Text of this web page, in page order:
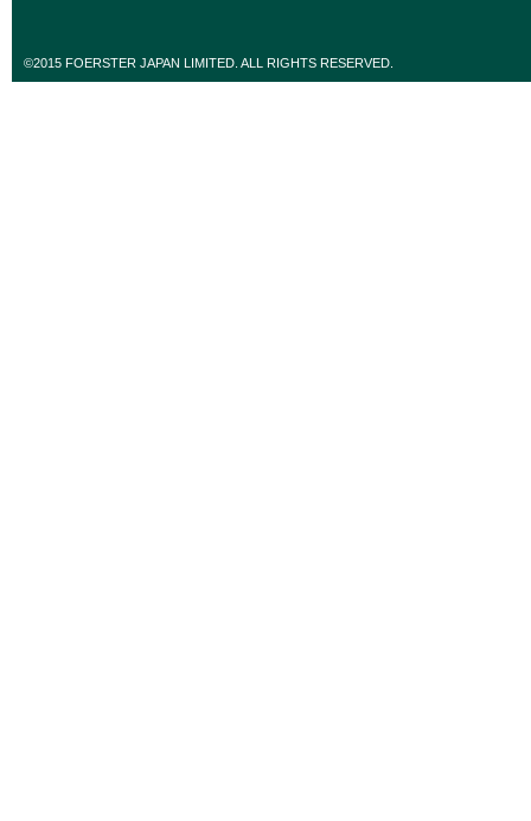
©2015 FOERSTER JAPAN LIMITED. ALL RIGHTS RESERVED.